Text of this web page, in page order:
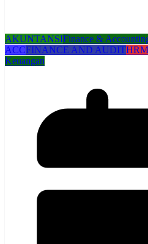
AKUNTANSIFinance &
ACCFINANCE AND AUDITHRM
Keuangan